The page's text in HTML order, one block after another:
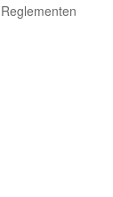
Reglementen